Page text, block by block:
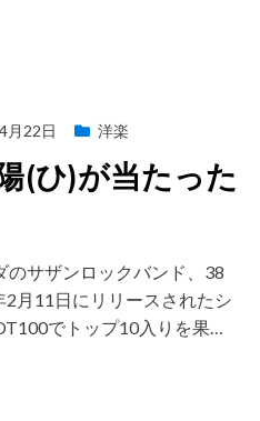
月22日 洋楽
(ひ)が当たった
のサザンロックバンド、38
月11日にリリースされたシ
でトップ10入りを果…